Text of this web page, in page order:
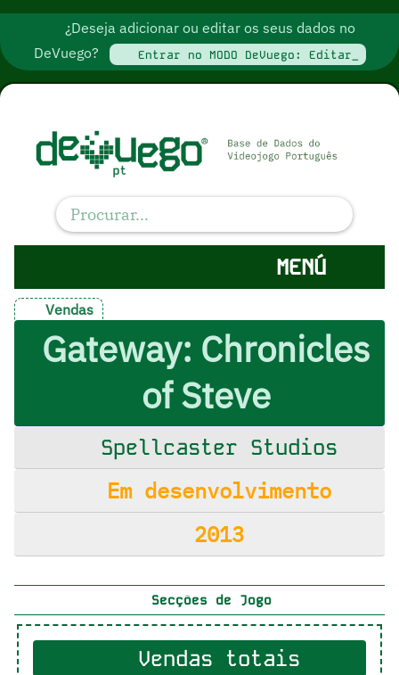
¿Deseja adicionar ou editar os seus dados no
DeVuego?
Entrar no MODO DeVuego: Editar_
MENÚ
Vendas
Gateway: Chronicles
of Steve
Spellcaster Studios
Em desenvolvimento
2013
Secções de Jogo
Vendas totais